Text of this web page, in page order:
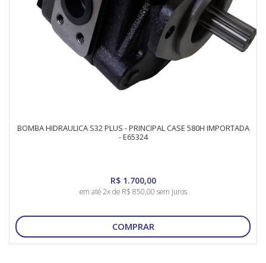
BOMBA HIDRAULICA S32 PLUS - PRINCIPAL CASE 580H IMPORTADA
- E65324
R$ 1.700,00
em até 2x de R$ 850,00 sem juros
COMPRAR